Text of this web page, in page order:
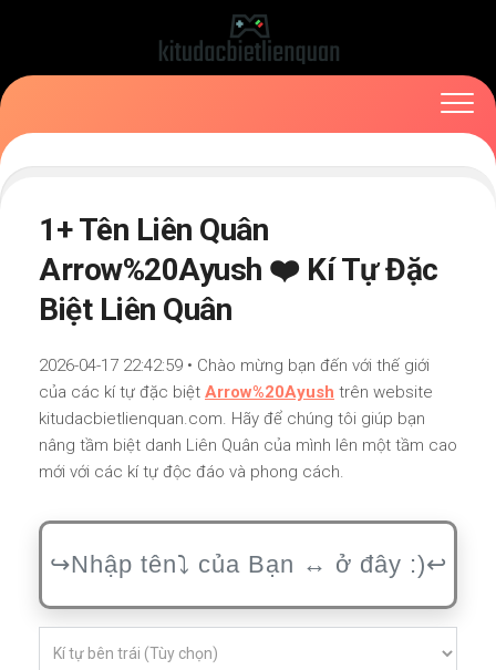
1+ Tên Liên Quân
Arrow%20Ayush ❤️ Kí Tự Đặc
Biệt Liên Quân
2026-04-17 22:42:59 • Chào mừng bạn đến với thế giới
của các kí tự đặc biệt Arrow%20Ayush trên website
kitudacbietlienquan.com. Hãy để chúng tôi giúp bạn
nâng tầm biệt danh Liên Quân của mình lên một tầm cao
mới với các kí tự độc đáo và phong cách.